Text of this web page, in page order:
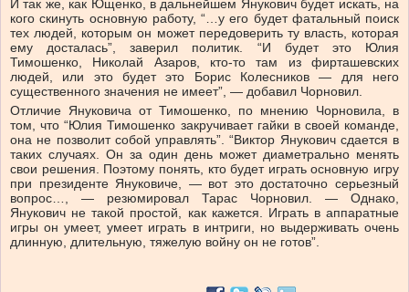
И так же, как Ющенко, в дальнейшем Янукович будет искать, на
кого скинуть основную работу, “…у его будет фатальный поиск
тех людей, которым он может передоверить ту власть, которая
ему досталась”, заверил политик. “И будет это Юлия
Тимошенко, Николай Азаров, кто-то там из фирташевских
людей, или это будет это Борис Колесников — для него
существенного значения не имеет”, — добавил Чорновил.
Отличие Януковича от Тимошенко, по мнению Чорновила, в
том, что “Юлия Тимошенко закручивает гайки в своей команде,
она не позволит собой управлять”. “Виктор Янукович сдается в
таких случаях. Он за один день может диаметрально менять
свои решения. Поэтому понять, кто будет играть основную игру
при президенте Януковиче, — вот это достаточно серьезный
вопрос…, — резюмировал Тарас Чорновил. — Однако,
Янукович не такой простой, как кажется. Играть в аппаратные
игры он умеет, умеет играть в интриги, но выдерживать очень
длинную, длительную, тяжелую войну он не готов”.